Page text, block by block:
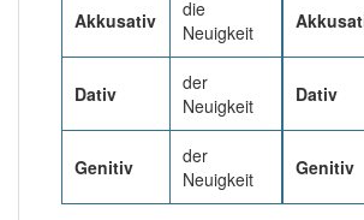
Häufigkeit: 6 von 10
Wörter mit Endung-neuigkeit : 1
Akkusativ
die
Neuigkeit
Dativ
der
Neuigkeit
Genitiv
der
Neuigkeit
Dativ
Genitiv